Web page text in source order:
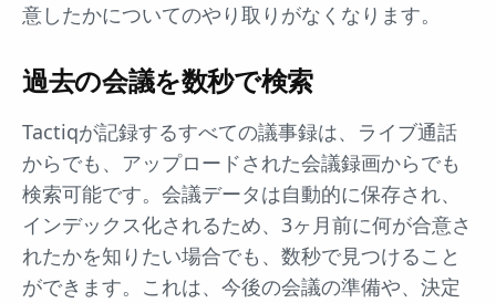
意したかについてのやり取りがなくなります。
過去の会議を数秒で検索
Tactiqが記録するすべての議事録は、ライブ通話
からでも、アップロードされた会議録画からでも
検索可能です。会議データは自動的に保存され、
インデックス化されるため、3ヶ月前に何が合意さ
れたかを知りたい場合でも、数秒で見つけること
ができます。これは、今後の会議の準備や、決定